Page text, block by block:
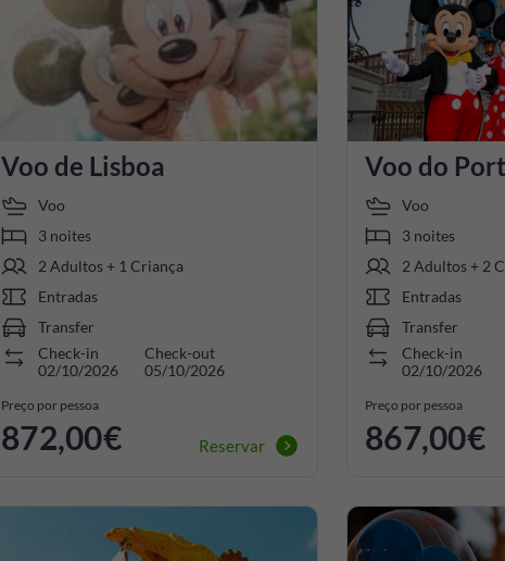
Voo de Lisboa
Voo
3 noites
2 Adultos + 1 Criança
Entradas
Transfer
Check-in
02/10/2026
Check-out
05/10/2026
Preço por pessoa
872,00€ Reservar
Voo do
Voo
3 noites
2 Adultos + 2
Entradas
Transfer
Check-in
02/10/2026
Preço por pessoa
867,00€